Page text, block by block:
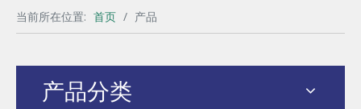
当前所在位置: 首页 / 产品
产品分类